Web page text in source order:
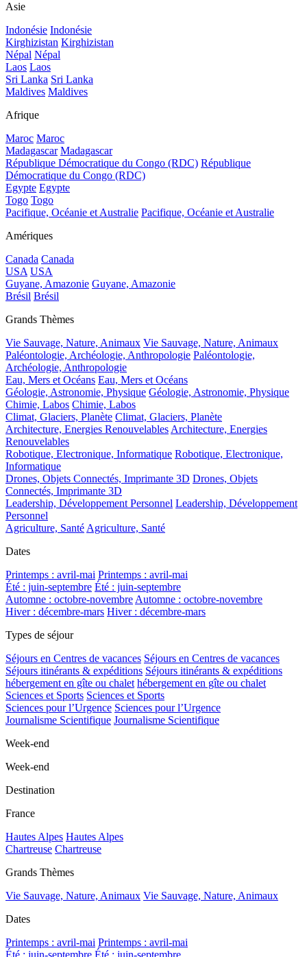
Asie
Indonésie Indonésie
Kirghizistan Kirghizistan
Népal Népal
Laos Laos
Sri Lanka Sri Lanka
Maldives Maldives
Afrique
Maroc Maroc
Madagascar Madagascar
République Démocratique du Congo (RDC) République
Démocratique du Congo (RDC)
Egypte Egypte
Togo Togo
Pacifique, Océanie et Australie Pacifique, Océanie et Australie
Amériques
Canada Canada
USA USA
Guyane, Amazonie Guyane, Amazonie
Brésil Brésil
Grands Thèmes
Vie Sauvage, Nature, Animaux Vie Sauvage, Nature, Animaux
Paléontologie, Archéologie, Anthropologie Paléontologie,
Archéologie, Anthropologie
Eau, Mers et Océans Eau, Mers et Océans
Géologie, Astronomie, Physique Géologie, Astronomie, Physique
Chimie, Labos Chimie, Labos
Climat, Glaciers, Planète Climat, Glaciers, Planète
Architecture, Energies RenouvelablesArchitecture, Energies
Renouvelables
Robotique, Electronique, Informatique Robotique, Electronique,
Informatique
Drones, Objets Connectés, Imprimante 3D Drones, Objets
Connectés, Imprimante 3D
Leadership, Développement Personnel Leadership, Développement
Personnel
Agriculture, SantéAgriculture, Santé
Dates
Printemps : avril-mai Printemps : avril-mai
Été : juin-septembre Été : juin-septembre
Automne : octobre-novembreAutomne : octobre-novembre
Hiver : décembre-mars Hiver : décembre-mars
Types de séjour
Séjours en Centres de vacances Séjours en Centres de vacances
Séjours itinérants & expéditions Séjours itinérants & expéditions
hébergement en gîte ou chalet hébergement en gîte ou chalet
Sciences et Sports Sciences et Sports
Sciences pour l’Urgence Sciences pour l’Urgence
Journalisme Scientifique Journalisme Scientifique
Week-end
Week-end
Destination
France
Hautes Alpes Hautes Alpes
Chartreuse Chartreuse
Grands Thèmes
Vie Sauvage, Nature, Animaux Vie Sauvage, Nature, Animaux
Dates
Printemps : avril-mai Printemps : avril-mai